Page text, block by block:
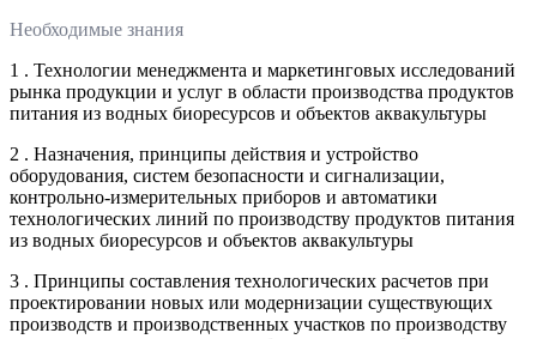
Необходимые знания
1 . Технологии менеджмента и маркетинговых исследований
рынка продукции и услуг в области производства продуктов
питания из водных биоресурсов и объектов аквакультуры
2 . Назначения, принципы действия и устройство
оборудования, систем безопасности и сигнализации,
контрольно-измерительных приборов и автоматики
технологических линий по производству продуктов питания
из водных биоресурсов и объектов аквакультуры
3 . Принципы составления технологических расчетов при
проектировании новых или модернизации существующих
производств и производственных участков по производству